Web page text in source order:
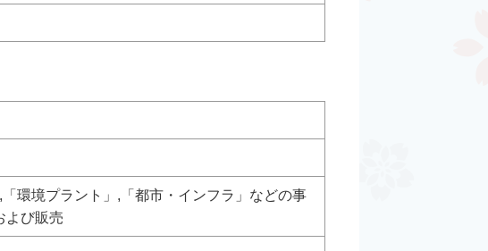
環境プラント」,「都市・インフラ」などの事
よび販売